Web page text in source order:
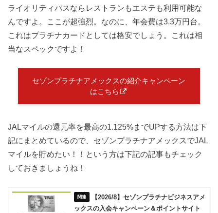
ライオリティパスならレストランもエステも利用可能な
んですよ。ここが超強烈。なのに、年会費は3.3万円台。
これはプラチナカードとしては格安でしょう。これは相
当なスペックですよ！
セゾンプラチナアメックスの紹介キャンペーン
はこちら
JALマイルの還元率を最高の1.125%までUPする方法は下
記にまとめているので、セゾンプラチナアメックスでJAL
マイルを貯めたい！！という方は下記の記事もチェック
しておきましょうね！
【2026/8】セゾンプラチナビジネスアメ
ックスの入会キャンペーン＆ポイントサイト